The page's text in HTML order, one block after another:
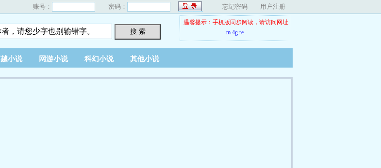
账号： 密码： 忘记密码 用户注册
搜 索
温馨提示：手机版同步阅读，请访问网址
m.4g.re
小说 网游小说 科幻小说 其他小说